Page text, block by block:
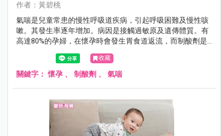
作者：黃碧桃
氣喘是兒童常患的慢性呼吸道疾病，引起呼吸困難及慢性咳
嗽。其發生率逐年增加。病因是接觸過敏原及遺傳體質。有
高達80%的孕婦，在懷孕時會發生胃食道返流，而制酸劑是
有效且安全的常用治療藥物。有研究發現，制酸劑會引起胃
中食物變性成過敏原而影響免疫反應，也有研究發現，懷孕
老鼠使用制酸劑，可引致所生小老鼠的食物過敏。
收藏
關鍵字：懷孕 、 制酸劑 、 氣喘